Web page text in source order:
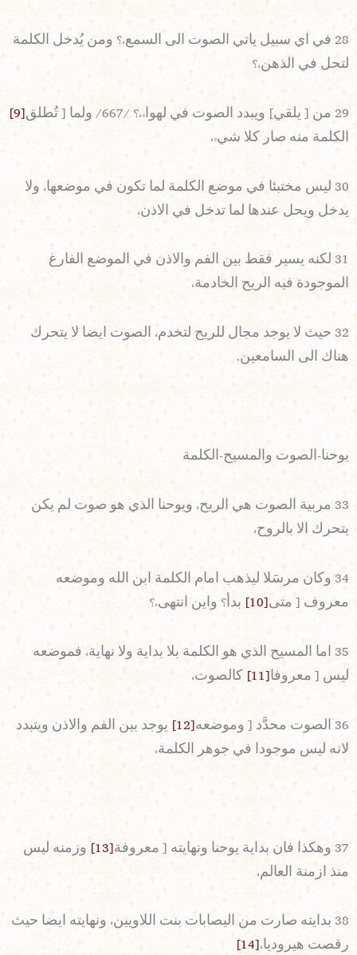
28 في اي سبيل ياتي الصوت الى السمع،؟ ومن يُدخل الكلمة
لتحل في الذهن،؟
29 من [ يلقي] ويبدد الصوت في لهواء،؟ /667/ ولما [ تُطلق
[9]
الكلمة منه صار كلا شيء،
30 ليس مختبئا في موضع الكلمة لما تكون في موضعها، ولا
يدخل ويحل عندها لما تدخل في الاذن،
31 لكنه يسير فقط بين الفم والاذن في الموضع الفارغ
الموجودة فيه الريح الخادمة،
32 حيث لا يوجد مجال للريح لتخدم، الصوت ايضا لا يتحرك
هناك الى السامعين.
يوحنا-الصوت والمسيح-الكلمة
33 مربية الصوت هي الريح، ويوحنا الذي هو صوت لم يكن
يتحرك الا بالروح،
34 وكان مرسَلا ليذهب امام الكلمة ابن الله وموضعه
معروف [ متى[10] بدأ؟ واين انتهى،؟
35 اما المسيح الذي هو الكلمة بلا بداية ولا نهاية، فموضعه
ليس [ معروفا[11] كالصوت،
36 الصوت محدَّد [ وموضعه [12]
يوجد بين الفم والاذن ويتبدد
لانه ليس موجودا في جوهر الكلمة،
37 وهكذا فان بداية يوحنا ونهايته [ معروفة [13]
وزمنه ليس
منذ ازمنة العالم،
38 بدايته صارت من اليصابات بنت اللاويين، ونهايته ايضا حيث
رقصت هيروديا، [14]